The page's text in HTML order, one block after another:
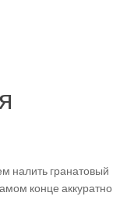
налить гранатовый
конце аккуратно